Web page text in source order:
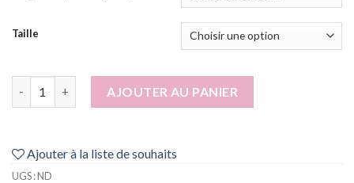
Taille
AJOUTER AU PANIER
Ajouter à la liste de souhaits
UGS :ND